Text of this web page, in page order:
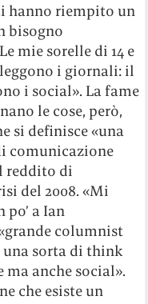
hanno riempito un
bisogno
mie sorelle di 14 e
i giornali: il
i social». La fame
le cose, però,
si definisce «una
comunicazione
reddito di
del 2008. «Mi
po’ a Ian
columnist
una sorta di think
anche social».
che esiste un